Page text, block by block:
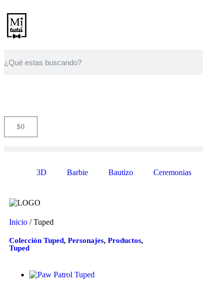
$0
3D Barbie Bautizo Ceremonias
Inicio / Tuped
Colección Tuped, Personajes, Productos,
Tuped